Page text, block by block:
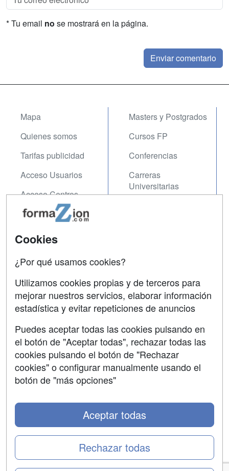
* Tu email no se mostrará en la página.
Mapa
Quienes somos
Tarifas publicidad
Acceso Usuarios
Acceso Centros
Masters y Postgrados
Cursos FP
Conferencias
Carreras
Universitarias
Contactar
Copyleft
Grupo formazion:
Copyright 2000-2026 Formazion Web, S.L. - Calle
Cookies
¿Por qué usamos cookies?
Utilizamos cookies propias y de terceros para
mejorar nuestros servicios, elaborar información
estadística y evitar repeticiones de anuncios
Puedes aceptar todas las cookies pulsando en
el botón de "Aceptar todas", rechazar todas las
cookies pulsando el botón de "Rechazar
cookies" o configurar manualmente usando el
botón de "más opciones"
Rechazar todas
Aceptar todas